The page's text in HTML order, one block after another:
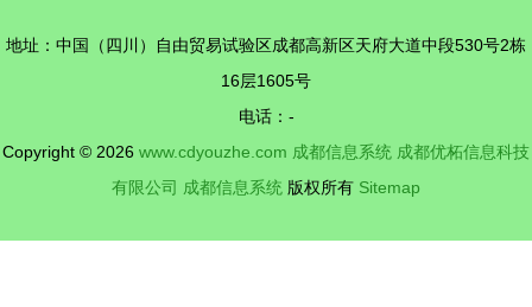
地址：中国（四川）自由贸易试验区成都高新区天府大道中段530号2栋
16层1605号
电话：-
Copyright © 2026 www.cdyouzhe.com 成都信息系统 成都优柘信息科技
有限公司 成都信息系统 版权所有 Sitemap